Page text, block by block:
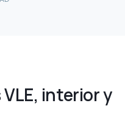
interior y